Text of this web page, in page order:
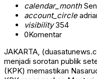
calendar_month
account_circle
visibility354
0Komentar
JAKARTA,
menjadi sorotan publik
(KPK) memastikan